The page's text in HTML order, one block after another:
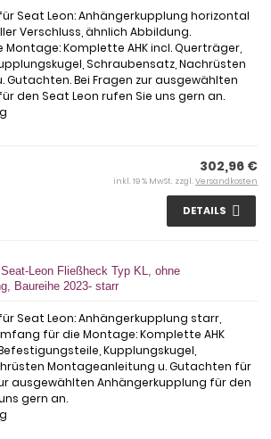
Seat Leon: Anhängerkupplung horizontal
Verschluss, ähnlich Abbildung.
Komplette AHK incl. Querträger,
Schraubensatz, Nachrüsten
Bei Fragen zur ausgewählten
den Seat Leon rufen Sie uns gern an.
302,96 €
inkl. 19 % MwSt. zzgl. Versandkosten
DETAILS
Leon Fließheck Typ KL, ohne
Baureihe 2023- starr
Seat Leon: Anhängerkupplung starr,
für die Montage: Komplette AHK
Kupplungskugel,
Montageanleitung u. Gutachten für
ausgewählten Anhängerkupplung für den
gern an.